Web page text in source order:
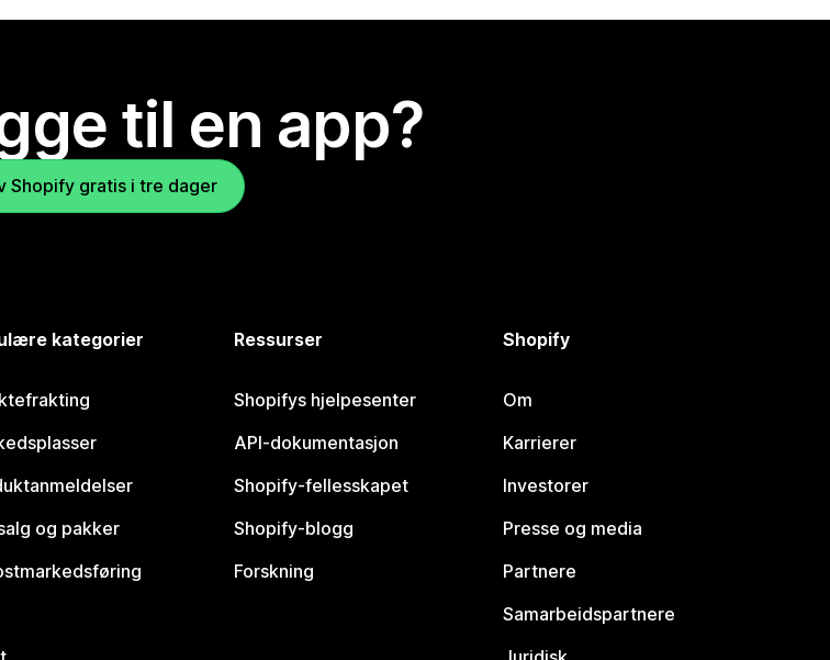
til en app?
Shopify gratis i tre dager
kategorier
og pakker
Ressurser
Shopifys hjelpesenter
API-dokumentasjon
Shopify-fellesskapet
Shopify-blogg
Forskning
Shopify
Om
Karrierer
Investorer
Presse og media
Partnere
Samarbeidspartnere